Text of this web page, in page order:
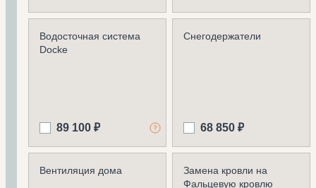
Водосточная система
Docke
89 100 ₽
Снегодержатели
68 850 ₽
Вентиляция дома
Замена кровли на
Фальцевую кровлю